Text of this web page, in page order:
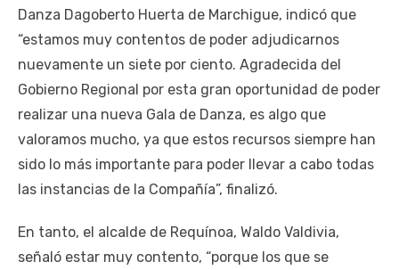
Danza Dagoberto Huerta de Marchigue, indicó que
“estamos muy contentos de poder adjudicarnos
nuevamente un siete por ciento. Agradecida del
Gobierno Regional por esta gran oportunidad de poder
realizar una nueva Gala de Danza, es algo que
valoramos mucho, ya que estos recursos siempre han
sido lo más importante para poder llevar a cabo todas
las instancias de la Compañía”, finalizó.
En tanto, el alcalde de Requínoa, Waldo Valdivia,
señaló estar muy contento, “porque los que se